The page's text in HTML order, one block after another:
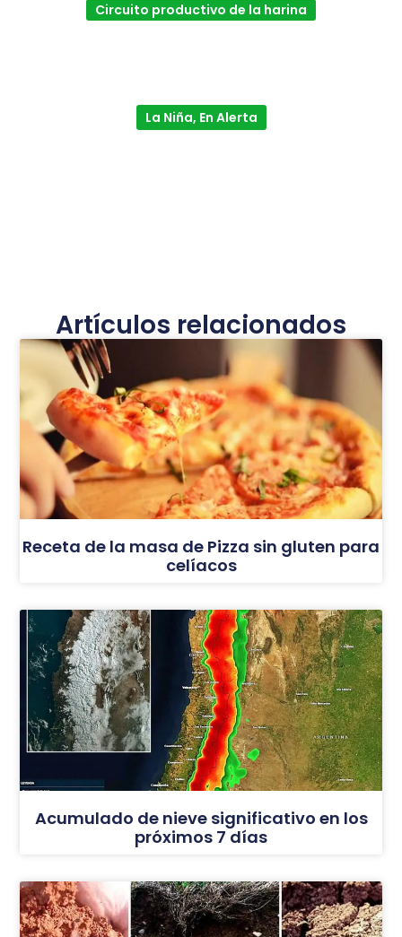
Circuito productivo de la harina
La Niña, En Alerta
Artículos relacionados
Receta de la masa de Pizza sin gluten para
celíacos
Acumulado de nieve significativo en los
próximos 7 días